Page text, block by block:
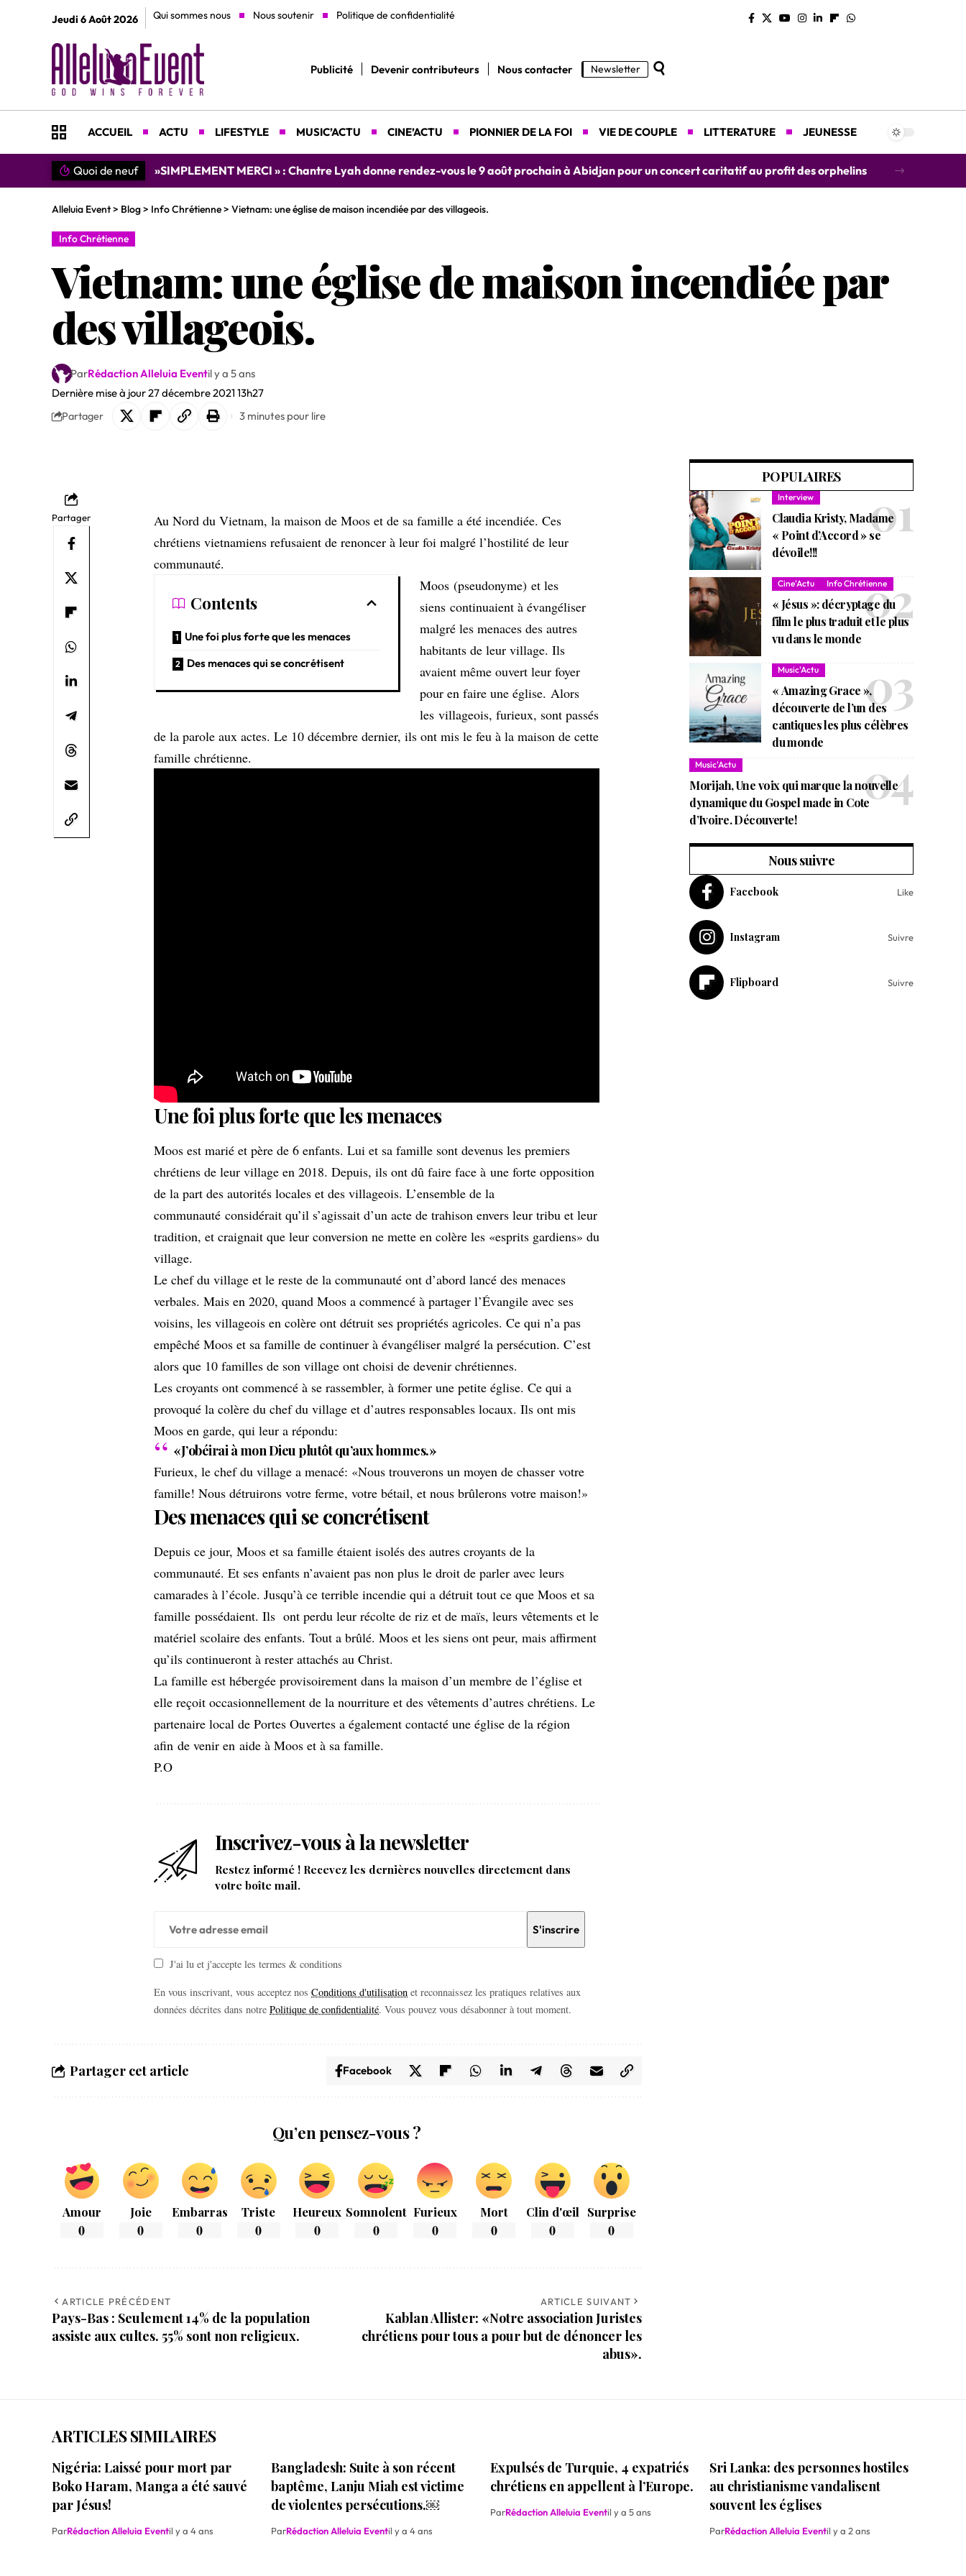
Jeudi 6 Août 2026 Qui sommes nous Nous soutenir Politique de confidentialité
Publicité Devenir contributeurs Nous contacter Newsletter
ACCUEIL ACTU LIFESTYLE MUSIC’ACTU CINE’ACTU PIONNIER DE LA FOI VIE DE COUPLE LITTERATURE JEUNESSE
Quoi de neuf »SIMPLEMENT MERCI » : Chantre Lyah donne rendez-vous le 9 août prochain à Abidjan pour un concert caritatif au profit des orphelins
Alleluia Event> Blog> Info Chrétienne> Vietnam: une église de maison incendiée par des villageois.
Info Chrétienne
Vietnam: une église de maison incendiée par
des villageois.
Dernière mise à jour 27 décembre 2021 13h27
ParRédaction Alleluia Eventil y a 5 ans
Partager 3 minutes pour lire
Partager
Au Nord du Vietnam, la maison de Moos et de sa famille a été incendiée. Ces
chrétiens vietnamiens refusaient de renoncer à leur foi malgré l’hostilité de leur
communauté.
Contents
Une foi plus forte que les menaces
Des menaces qui se concrétisent
Moos (pseudonyme) et les
siens continuaient à évangéliser
malgré les menaces des autres
habitants de leur village. Ils
avaient même ouvert leur foyer
pour en faire une église. Alors
les villageois, furieux, sont passés
de la parole aux actes. Le 10 décembre dernier, ils ont mis le feu à la maison de cette
famille chrétienne.
Une foi plus forte que les menaces
Moos est marié et père de 6 enfants. Lui et sa famille sont devenus les premiers
chrétiens de leur village en 2018. Depuis, ils ont dû faire face à une forte opposition
de la part des autorités locales et des villageois. L’ensemble de la
communauté considérait qu’il s’agissait d’un acte de trahison envers leur tribu et leur
tradition, et craignait que leur conversion ne mette en colère les «esprits gardiens» du
village.
Le chef du village et le reste de la communauté ont d’abord lancé des menaces
verbales. Mais en 2020, quand Moos a commencé à partager l’Évangile avec ses
voisins, les villageois en colère ont détruit ses propriétés agricoles. Ce qui n’a pas
empêché Moos et sa famille de continuer à évangéliser malgré la persécution. C’est
alors que 10 familles de son village ont choisi de devenir chrétiennes.
Les croyants ont commencé à se rassembler, à former une petite église. Ce qui a
provoqué la colère du chef du village et d’autres responsables locaux. Ils ont mis
Moos en garde, qui leur a répondu:
«J’obéirai à mon Dieu plutôt qu’aux hommes.»
Furieux, le chef du village a menacé: «Nous trouverons un moyen de chasser votre
famille! Nous détruirons votre ferme, votre bétail, et nous brûlerons votre maison!»
Des menaces qui se concrétisent
Depuis ce jour, Moos et sa famille étaient isolés des autres croyants de la
communauté. Et ses enfants n’avaient pas non plus le droit de parler avec leurs
camarades à l’école. Jusqu’à ce terrible incendie qui a détruit tout ce que Moos et sa
famille possédaient. Ils ont perdu leur récolte de riz et de maïs, leurs vêtements et le
matériel scolaire des enfants. Tout a brûlé. Moos et les siens ont peur, mais affirment
qu’ils continueront à rester attachés au Christ.
La famille est hébergée provisoirement dans la maison d’un membre de l’église et
elle reçoit occasionnellement de la nourriture et des vêtements d’autres chrétiens. Le
partenaire local de Portes Ouvertes a également contacté une église de la région
afin de venir en aide à Moos et à sa famille.
P.O
Inscrivez-vous à la newsletter
Restez informé ! Recevez les dernières nouvelles directement dans
votre boîte mail.
J'ai lu et j'accepte les termes & conditions
En vous inscrivant, vous acceptez nosConditions d'utilisation et reconnaissez les pratiques relatives aux
données décrites dans notrePolitique de confidentialité. Vous pouvez vous désabonner à tout moment.
Partager cet article Facebook
Qu’en pensez-vous ?
Amour
0
Joie
0
Embarras
0
Triste
0
Heureux
0
Somnolent
0
Furieux
0
Mort
0
Clin d'œil
0
Surprise
0
ARTICLE PRÉCÉDENT
Pays-Bas : Seulement 14% de la population
assiste aux cultes. 55% sont non religieux.
ARTICLE SUIVANT
Kablan Allister: «Notre association Juristes
chrétiens pour tous a pour but de dénoncer les
abus».
POPULAIRES
Interview
Claudia Kristy, Madame
« Point d’Accord » se
dévoile!!!
Cine'Actu Info Chrétienne
« Jésus »: décryptage du
film le plus traduit et le plus
vu dans le monde
Music'Actu
« Amazing Grace »,
découverte de l’un des
cantiques les plus célèbres
du monde
Music'Actu
Morijah, Une voix qui marque la nouvelle
dynamique du Gospel made in Cote
d’Ivoire. Découverte!
Nous suivre
Facebook Like
Instagram Suivre
Flipboard Suivre
ARTICLES SIMILAIRES
Nigéria: Laissé pour mort par
Boko Haram, Manga a été sauvé
par Jésus!
ParRédaction Alleluia Eventil y a 4 ans
Bangladesh: Suite à son récent
baptême, Lanju Miah est victime
de violentes persécutions.￼
ParRédaction Alleluia Eventil y a 4 ans
Expulsés de Turquie, 4 expatriés
chrétiens en appellent à l’Europe.
ParRédaction Alleluia Eventil y a 5 ans
Sri Lanka: des personnes hostiles
au christianisme vandalisent
souvent les églises
ParRédaction Alleluia Eventil y a 2 ans